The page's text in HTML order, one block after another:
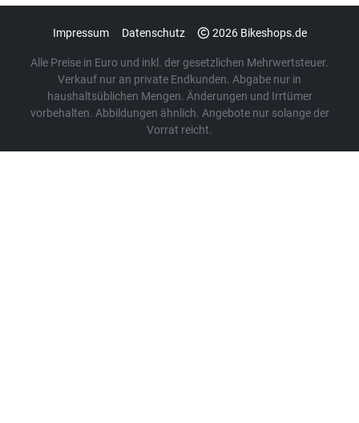
Impressum Datenschutz 2026 Bikeshops.de
Alle Preise in Euro und inkl. der gesetzlichen Mehrwertsteuer.
Verkauf nur an private Endkunden. Abgabe nur in
haushaltsüblichen Mengen. Änderungen und Irrtümer
vorbehalten. Abbildungen ähnlich. Angebote nur solange der
Vorrat reicht.